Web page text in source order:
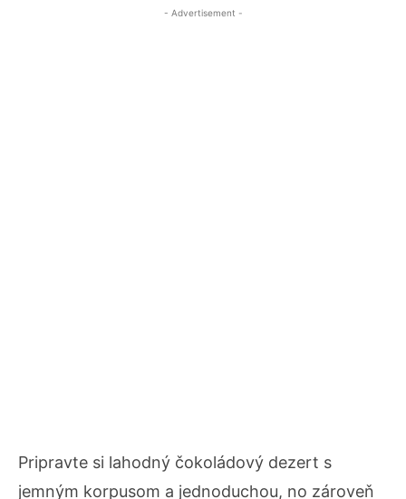
- Advertisement -
Pripravte si lahodný čokoládový dezert s
jemným korpusom a jednoduchou, no zároveň